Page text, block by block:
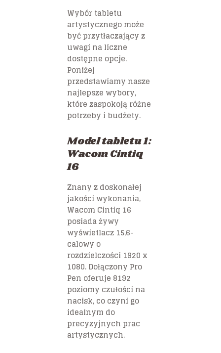
Wybór tabletu
artystycznego może
być przytłaczający z
uwagi na liczne
dostępne opcje.
Poniżej
przedstawiamy nasze
najlepsze wybory,
które zaspokoją różne
potrzeby i budżety.
Model tabletu 1:
Wacom Cintiq
16
Znany z doskonałej
jakości wykonania,
Wacom Cintiq 16
posiada żywy
wyświetlacz 15,6-
calowy o
rozdzielczości 1920 x
1080. Dołączony Pro
Pen oferuje 8192
poziomy czułości na
nacisk, co czyni go
idealnym do
precyzyjnych prac
artystycznych.